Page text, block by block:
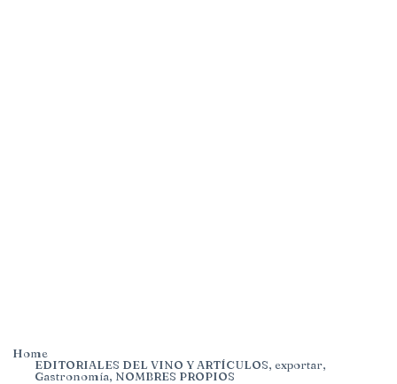
Home
EDITORIALES DEL VINO Y ARTÍCULOS, exportar,
Gastronomía, NOMBRES PROPIOS